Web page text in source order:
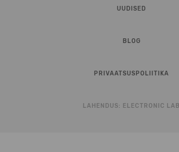
UUDISED
BLOG
PRIVAATSUSPOLIITIKA
LAHENDUS: ELECTRONIC LAB